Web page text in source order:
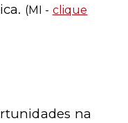
(MI - clique
na